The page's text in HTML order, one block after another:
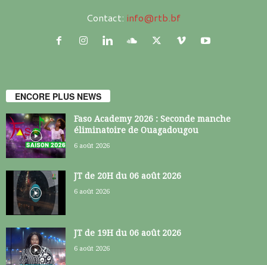
Contact: info@rtb.bf
ENCORE PLUS NEWS
Faso Academy 2026 : Seconde manche
éliminatoire de Ouagadougou
6 août 2026
JT de 20H du 06 août 2026
6 août 2026
JT de 19H du 06 août 2026
6 août 2026